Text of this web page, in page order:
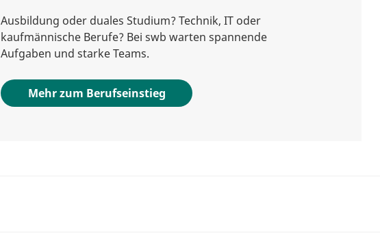
Ausbildung oder duales Studium? Technik, IT oder
kaufmännische Berufe? Bei swb warten spannende
Aufgaben und starke Teams.
Mehr zum Berufseinstieg